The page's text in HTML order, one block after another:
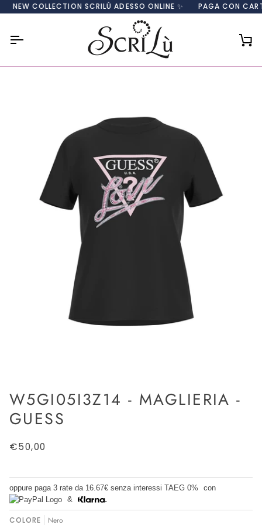
Salta
al
COLLECTION SCRILÙ ADESSO ONLINE ✨ PAGA CON CARTA,
W5GI05I3Z14 - MAGLIERIA -
GUESS
€50,00
oppure paga 3 rate da 16.67€ senza interessi TAEG 0%
con
&
COLORE Nero